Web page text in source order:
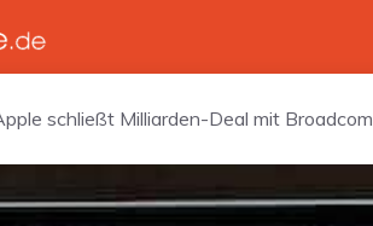
schließt Milliarden-Deal mit Broadcom